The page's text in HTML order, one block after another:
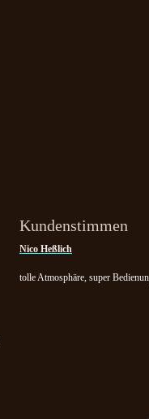
Kundenstimmen
Nico Heßlich
tolle Atmosphäre, super